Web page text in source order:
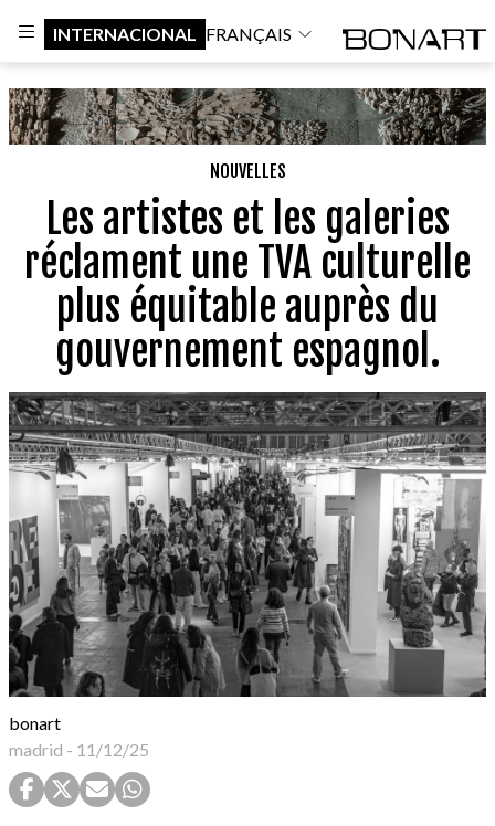
INTERNACIONAL FRANÇAIS
NOUVELLES
Les artistes et les galeries
réclament une TVA culturelle
plus équitable auprès du
gouvernement espagnol.
bonart
madrid - 11/12/25